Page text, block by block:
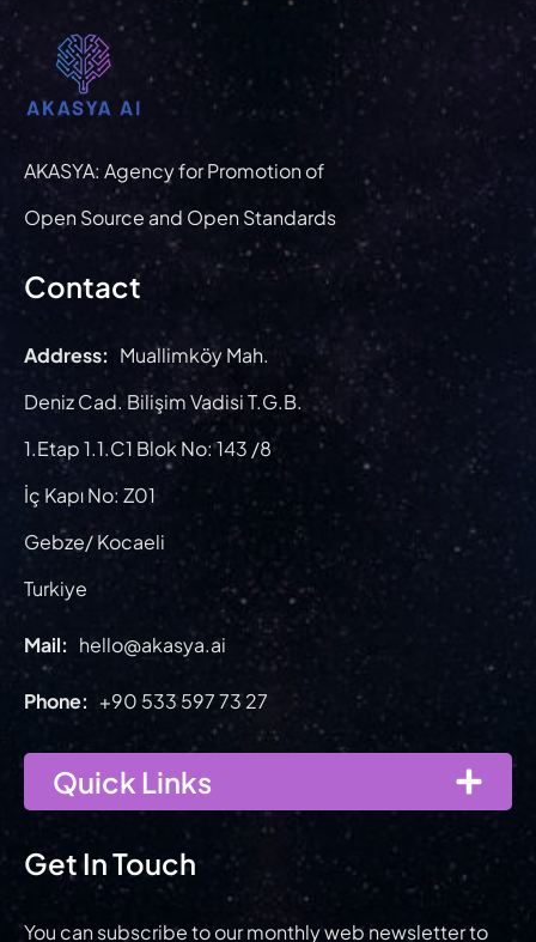
AKASYA: Agency for Promotion of
Open Source and Open Standards
Contact
Address: Muallimköy Mah.
Deniz Cad. Bilişim Vadisi T.G.B.
1.Etap 1.1.C1 Blok No: 143 /8
İç Kapı No: Z01
Gebze/ Kocaeli
Turkiye
Mail: hello@akasya.ai
Phone: +90 533 597 73 27
Quick Links
Get In Touch
You can subscribe to our monthly web newsletter to